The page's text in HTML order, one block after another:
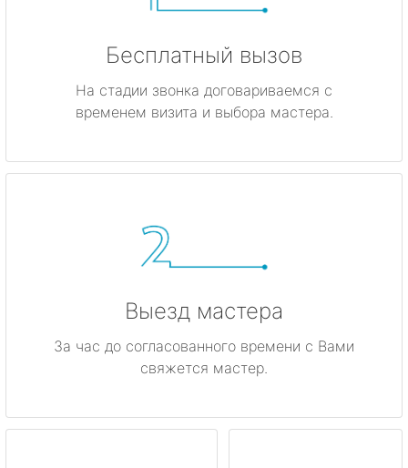
Бесплатный вызов
На стадии звонка договариваемся с
временем визита и выбора мастера.
Выезд мастера
За час до согласованного времени с Вами
свяжется мастер.